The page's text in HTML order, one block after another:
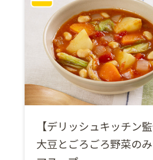
【デリッシュキッチン監
大豆とごろごろ野菜の